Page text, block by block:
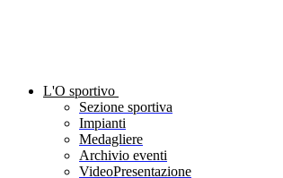
L'O sportivo
Sezione sportiva
Impianti
Medagliere
Archivio eventi
VideoPresentazione